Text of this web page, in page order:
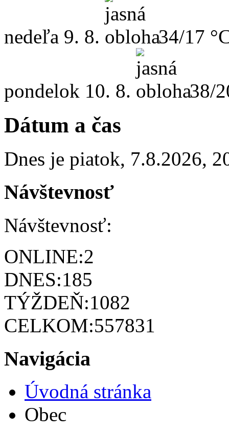
nedeľa 9. 8. 34/17
pondelok 10. 8. 38/
Dátum a čas
Dnes je piatok, 7.8.2026,
Návštevnosť
Návštevnosť:
ONLINE:2
DNES:185
TÝŽDEŇ:1082
CELKOM:557831
Navigácia
Úvodná stránka
Obec